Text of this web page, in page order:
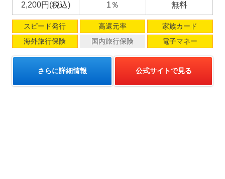
2,200円(税込) 1％ 無料
スピード発行 高還元率
家族カード
海外旅行保険
国内旅行保険 電子マネー
さらに詳細情報 公式サイトで見る